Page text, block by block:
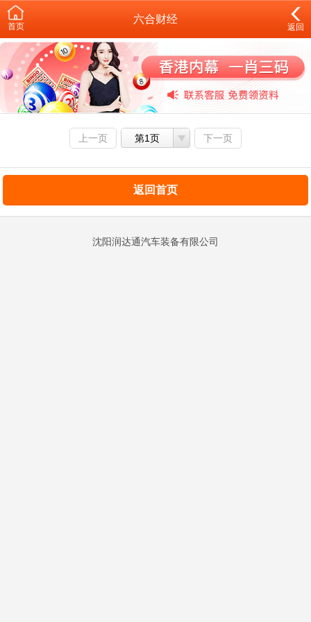
首页
六合财经
返回
上一页 第1页 下一页
返回首页
沈阳润达通汽车装备有限公司